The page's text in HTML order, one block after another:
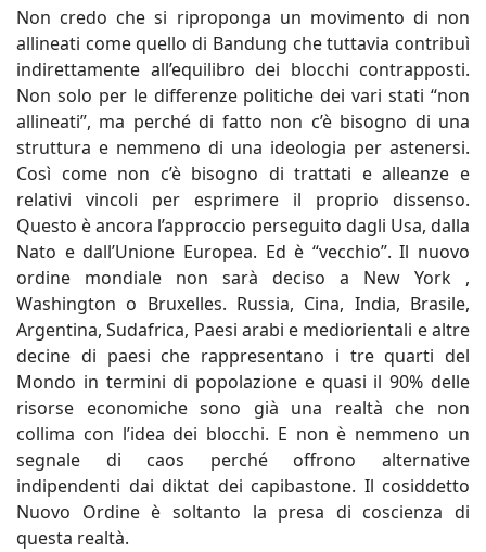
Non credo che si riproponga un movimento di non
allineati come quello di Bandung che tuttavia contribuì
indirettamente all’equilibro dei blocchi contrapposti.
Non solo per le differenze politiche dei vari stati “non
allineati”, ma perché di fatto non c’è bisogno di una
struttura e nemmeno di una ideologia per astenersi.
Così come non c’è bisogno di trattati e alleanze e
relativi vincoli per esprimere il proprio dissenso.
Questo è ancora l’approccio perseguito dagli Usa, dalla
Nato e dall’Unione Europea. Ed è “vecchio”. Il nuovo
ordine mondiale non sarà deciso a New York ,
Washington o Bruxelles. Russia, Cina, India, Brasile,
Argentina, Sudafrica, Paesi arabi e mediorientali e altre
decine di paesi che rappresentano i tre quarti del
Mondo in termini di popolazione e quasi il 90% delle
risorse economiche sono già una realtà che non
collima con l’idea dei blocchi. E non è nemmeno un
segnale di caos perché offrono alternative
indipendenti dai diktat dei capibastone. Il cosiddetto
Nuovo Ordine è soltanto la presa di coscienza di
questa realtà.